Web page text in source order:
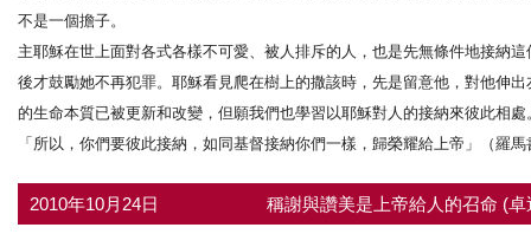
不是一個擔子。
主耶穌在世上面對各式各樣不可愛、被人排斥的人，也是先無條件地接納
後才鼓勵她不再犯罪。耶穌看見爬在樹上的撒該時，先是留意他，對他伸
的生命本質已被更新和改變，但願我們也學習以耶穌對人的接納來彼此相處
「所以，你們要彼此接納，如同基督接納你們一樣，歸榮耀給上帝」（羅
2010年10月24日 稱謝與讚美是上帝給人的召命 (